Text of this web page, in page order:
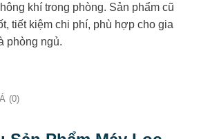
khí trong phòng. Sản phẩm cũ
tiết kiệm chi phí, phù hợp cho gia
phòng ngủ.
(0)